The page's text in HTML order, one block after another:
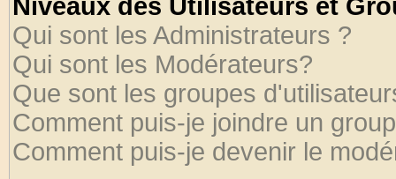
Niveaux des Utilisateurs et
Qui sont les Administrateurs ?
Qui sont les Modérateurs?
Que sont les groupes
Comment puis-je joindre un
Comment puis-je devenir le